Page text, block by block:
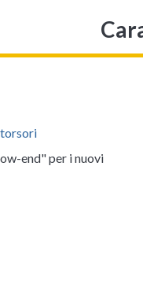
end" per i nuovi